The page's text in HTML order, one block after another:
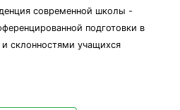
современной школы -
подготовки в
склонностями учащихся